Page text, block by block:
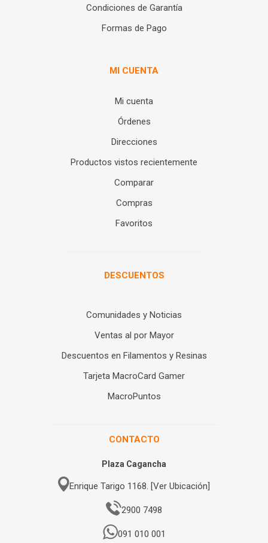
Condiciones de Garantía
Formas de Pago
MI CUENTA
Mi cuenta
Órdenes
Direcciones
Productos vistos recientemente
Comparar
Compras
Favoritos
DESCUENTOS
Comunidades y Noticias
Ventas al por Mayor
Descuentos en Filamentos y Resinas
Tarjeta MacroCard Gamer
MacroPuntos
CONTACTO
Plaza Cagancha
Enrique Tarigo 1168. [Ver Ubicación]
2900 7498
091 010 001